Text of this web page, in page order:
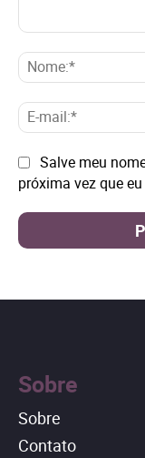
Site: Salve meu
próxima vez que
Sobre
Sobre
Contato